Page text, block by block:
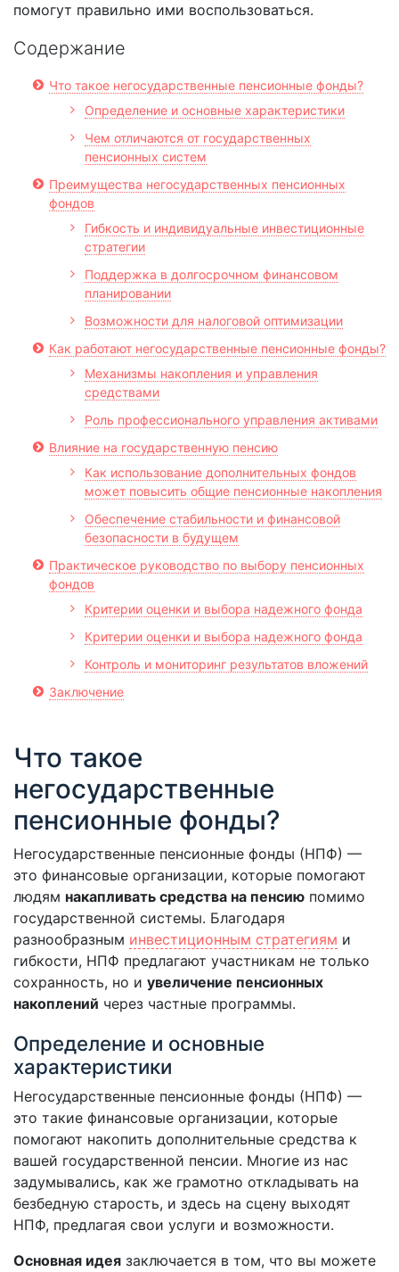
помогут правильно ими воспользоваться.
Содержание
Что такое негосударственные пенсионные фонды?
Определение и основные характеристики
Чем отличаются от государственных
пенсионных систем
Преимущества негосударственных пенсионных
фондов
Гибкость и индивидуальные инвестиционные
стратегии
Поддержка в долгосрочном финансовом
планировании
Возможности для налоговой оптимизации
Как работают негосударственные пенсионные фонды?
Механизмы накопления и управления
средствами
Роль профессионального управления активами
Влияние на государственную пенсию
Как использование дополнительных фондов
может повысить общие пенсионные накопления
Обеспечение стабильности и финансовой
безопасности в будущем
Практическое руководство по выбору пенсионных
фондов
Критерии оценки и выбора надежного фонда
Критерии оценки и выбора надежного фонда
Контроль и мониторинг результатов вложений
Заключение
Что такое
негосударственные
пенсионные фонды?
Негосударственные пенсионные фонды (НПФ) —
это финансовые организации, которые помогают
людям накапливать средства на пенсию помимо
государственной системы. Благодаря
разнообразным инвестиционным стратегиям и
гибкости, НПФ предлагают участникам не только
сохранность, но и увеличение пенсионных
накоплений через частные программы.
Определение и основные
характеристики
Негосударственные пенсионные фонды (НПФ) —
это такие финансовые организации, которые
помогают накопить дополнительные средства к
вашей государственной пенсии. Многие из нас
задумывались, как же грамотно откладывать на
безбедную старость, и здесь на сцену выходят
НПФ, предлагая свои услуги и возможности.
Основная идея заключается в том, что вы можете